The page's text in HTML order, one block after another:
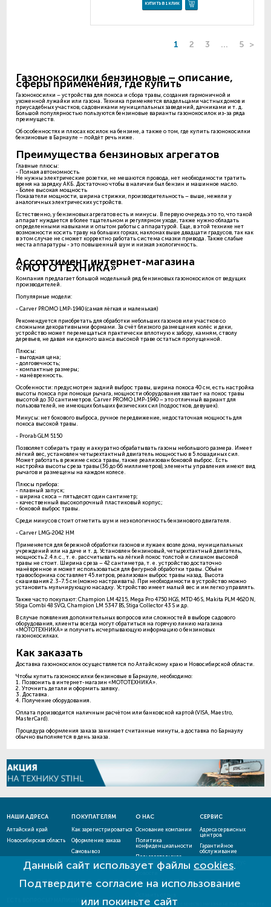
КУПИТЬ В 1 КЛИК
1 2 3 ... 5 >
Газонокосилки бензиновые – описание,
сферы применения, где купить
Газонокосилки – устройства для покоса и сбора травы, создания гармоничной и
ухоженной лужайки или газона. Техника применяется владельцами частных домов и
приусадебных участков, садовниками муниципальных заведений, дачниками и т. д.
Большой популярностью пользуются бензиновые варианты газонокосилок из-за ряда
преимуществ.
Об особенностях и плюсах косилок на бензине, а также о том, где купить газонокосилки
бензиновые в Барнауле – пойдёт речь ниже.
Преимущества бензиновых агрегатов
Главные плюсы:
- Полная автономность
Не нужны электрические розетки, не мешаются провода, нет необходимости тратить
время на зарядку АКБ. Достаточно чтобы в наличии был бензин и машинное масло.
- Более высокая мощность
Показатели мощности, ширина стрижки, производительность – выше, нежели у
аналогичных электрических устройств.
Естественно, у бензиновых агрегатов есть и минусы. В первую очередь это то, что такой
аппарат нуждается в более тщательном и регулярном уходе, также нужно обладать
определенными навыками и опытом работы с аппаратурой. Еще, в этой технике нет
возможности косить траву на больших горках, наклонах выше двадцати градусов, так как
в этом случае не сможет корректно работать система смазки привода. Также слабые
места аппаратуры - это повышенный шум и низкая экологичность.
Ассортимент интернет-магазина
«МОТОТЕХНИКА»
Компания предлагает большой модельный ряд бензиновых газонокосилок от ведущих
производителей.
Популярные модели:
- Carver PROMO LMP-1940 (самая лёгкая и маленькая)
Рекомендуется приобретать для обработки небольших газонов или участков со
сложными декоративными формами. За счёт близкого размещения колёс и деки,
устройство может перемещаться практически вплотную к забору, камням, стволу
деревьев, не давая ни единого шанса высокой траве остаться пропущенной.
Плюсы:
- выгодная цена;
- долговечность;
- компактные размеры;
- манёвренность.
Особенности: предусмотрен задний выброс травы, ширина покоса 40 см, есть настройка
высоты покоса при помощи рычага, мощности оборудования хватает на покос травы
высотой до 30 сантиметров. Carver PROMO LMP-1940 – это отличный вариант для
пользователей, не имеющих больших физических сил (подростков, девушек).
Минусы: нет бокового выброса, ручное передвижение, недостаточная мощность для
покоса высокой травы.
- Prorab GLM 5150
Позволяет собирать траву и аккуратно обрабатывать газоны небольшого размера. Имеет
лёгкий вес, установлен четырехтактный двигатель мощностью в 5 лошадиных сил.
Может работать в режиме скоса травы, также реализован боковой выброс. Есть
настройка высоты среза травы (36 до 66 миллиметров), элементы управления имеют вид
рычагов и размещены на каждом колесе.
Плюсы прибора:
- плавный запуск;
- ширина скоса – пятьдесят один сантиметр;
- качественный высокопрочный пластиковый корпус;
- боковой выброс травы.
Среди минусов стоит отметить шум и неэкологичность бензинового двигателя.
- Carver LMG-2042 HM
Применяется для бережной обработки газонов и лужаек возле дома, муниципальных
учреждений или на даче и т. д. Установлен бензиновый, четырехтактный двигатель,
мощность 2.4 л.с., т. е. рассчитывать на лёгкий покос толстой и слишком высокой
травы не стоит. Ширина среза – 42 сантиметра, т. е. устройство достаточно
манёвренное и может использоваться для фигурной обработки травы. Объём
травосборника составляет 45 литров, реализован выброс травы назад. Высота
скашивания 2.3-7.5 см (можно настраивать). При необходимости в устройство можно
установить мульчирующую насадку. Устройство имеет малый вес и им легко управлять.
Также часто покупают: Champion LM 4215, Mega Pro 4750 HGS, MTD 46 S, Makita PLM 4620 N,
Stiga Combi 48 SVQ, Champion LM 5347 BS, Stiga Collector 43 S и др.
В случае появления дополнительных вопросов или сложностей в выборе садового
оборудования, клиенты всегда могут обратиться на горячую линию магазина
«МОТОТЕХНИКА» и получить исчерпывающую информацию о бензиновых
газонокосилках.
Как заказать
Доставка газонокосилок осуществляется по Алтайскому краю и Новосибирской области.
Чтобы купить газонокосилки бензиновые в Барнауле, необходимо:
1. Позвонить в интернет-магазин «МОТОТЕХНИКА».
2. Уточнить детали и оформить заявку.
3. Доставка.
4. Получение оборудования.
Оплата производится наличным расчётом или банковской картой (VISA, Maestro,
MasterCard).
Процедура оформления заказа занимает считанные минуты, а доставка по Барнаулу
обычно выполняется в день заказа.
Данный сайт использует файлы cookies.
Подтвердите согласие на использование
или покиньте сайт
НАШИ АДРЕСА
Алтайский край
Новосибирская область
ПОКУПАТЕЛЯМ
Как зарегистрироваться
Оформление заказа
Самовывоз
Способы оплаты
О НАС
Основание компании
Политика
конфиденциальности
Пользовательское
соглашение
Акции и скидки
СЕРВИС
Адреса сервисных
центров
Гарантийное
обслуживание
Проверить статус
ремонта
ЕСТЬ ВОПРОСЫ? НАПИШИТЕ НАМ!